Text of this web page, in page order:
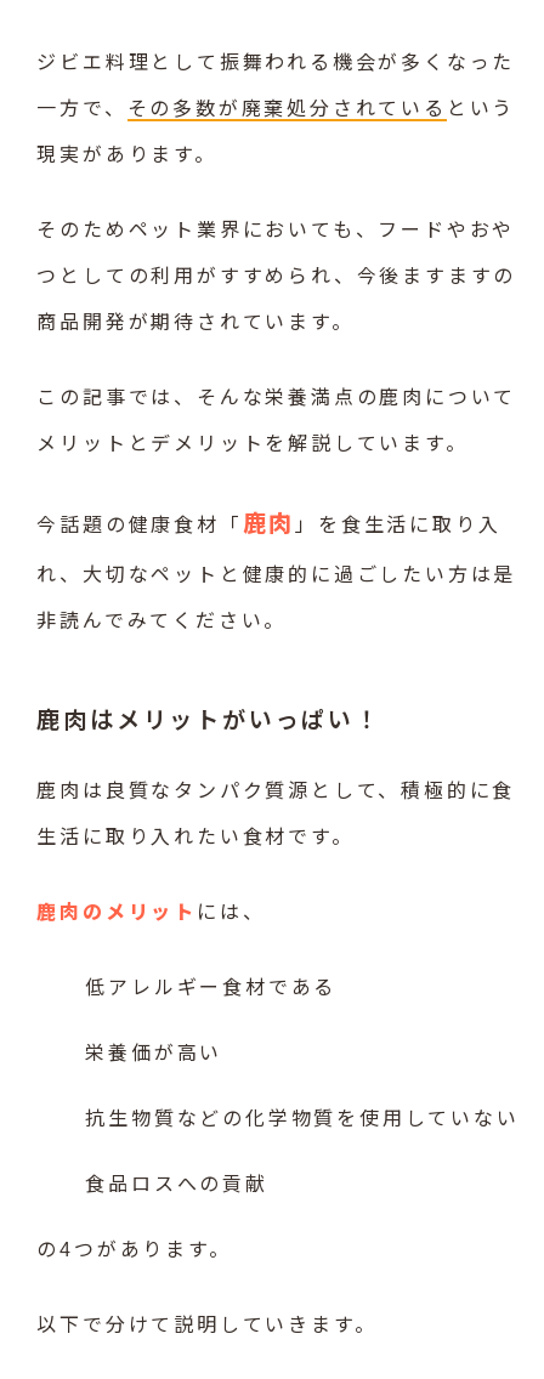
ジビエ料理として振舞われる機会が多くなった
一方で、 その多数が廃棄処分されている という
現実があります。
そのためペット業界においても、フードやおや
つとしての利用がすすめられ、今後ますますの
商品開発が期待されています。
この記事では、そんな栄養満点の鹿肉について
メリットとデメリットを解説しています。
今話題の健康食材「 鹿肉 」を食生活に取り入
れ、大切なペットと健康的に過ごしたい方は是
非読んでみてください。
鹿肉はメリットがいっぱい！
鹿肉は良質なタンパク質源として、積極的に食
生活に取り入れたい食材です。
鹿肉のメリット には、
低アレルギー食材である
栄養価が高い
抗生物質などの化学物質を使用していない
食品ロスへの貢献
の4つがあります。
以下で分けて説明していきます。